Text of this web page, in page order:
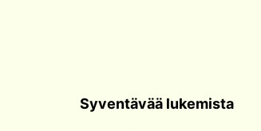
Syventävää lukemista